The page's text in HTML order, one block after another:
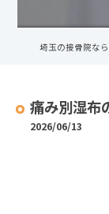
痛み別湿布
2026/06/13